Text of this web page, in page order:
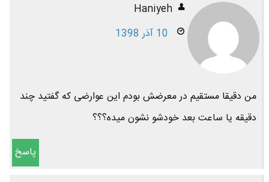
Haniyeh
10 آذر 1398
من دقیقا مستقیم در معرضش بودم این عوارضی که گفتید چند
دقیقه یا ساعت بعد خودشو نشون میده؟؟؟
پاسخ